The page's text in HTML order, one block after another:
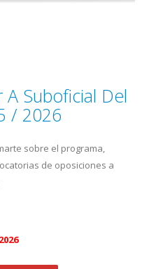
Suboficial Del
/ 2026
sobre el programa,
de oposiciones a